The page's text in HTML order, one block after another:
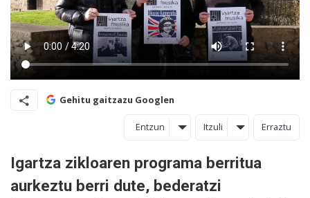
Gehitu gaitzazu Googlen
Entzun Itzuli Erraztu
Igartza zikloaren programa berritua
aurkeztu berri dute, bederatzi